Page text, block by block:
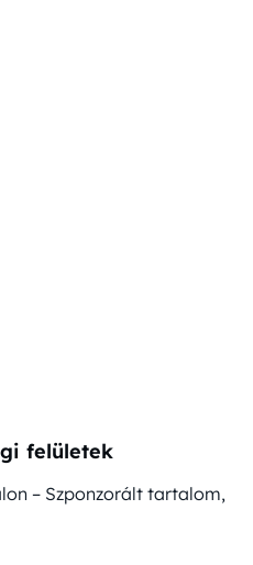
felületek
– Szponzorált tartalom,